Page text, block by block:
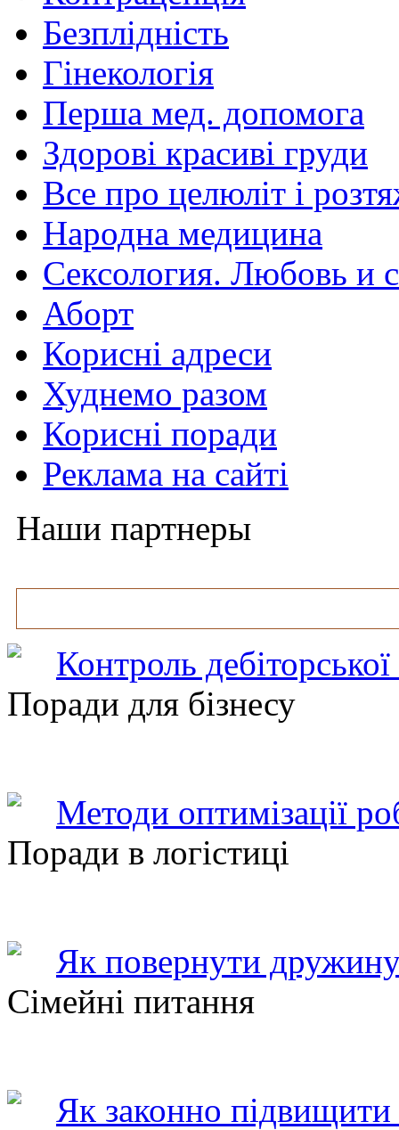
Безплідність
Гінекологія
Перша мед. допомога
Здорові красиві груди
Все про целюліт і
Народна медицина
Сексология. Любовь и
Аборт
Корисні адреси
Худнемо разом
Корисні поради
Реклама на сайті
Наши партнеры
Контроль
Поради для бізнесу
Методи оптимізації
Поради в логістиці
Як повернути
Сімейні питання
Як законно підвищити